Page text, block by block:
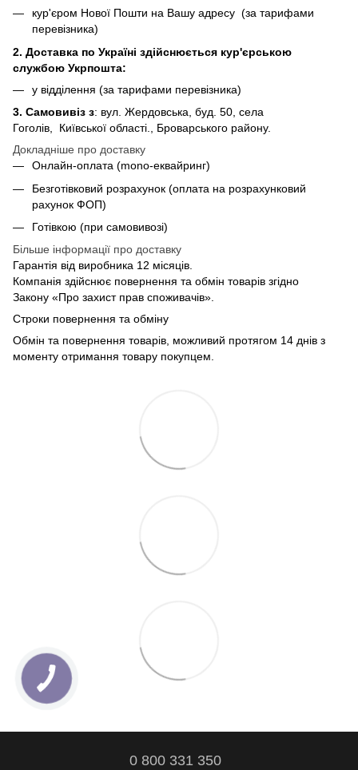
кур'єром Нової Пошти на Вашу адресу (за тарифами
перевізника)
2. Доставка по Україні здійснюється кур'єрською
службою Укрпошта:
у відділення (за тарифами перевізника)
3. Самовивіз з: вул. Жердовська, буд. 50, села
Гоголів, Київської області., Броварського району.
Докладніше про доставку
Онлайн-оплата (mono-еквайринг)
Безготівковий розрахунок (оплата на розрахунковий
рахунок ФОП)
Готівкою (при самовивозі)
Більше інформації про доставку
Гарантія від виробника 12 місяців.
Компанія здійснює повернення та обмін товарів згідно
Закону «Про захист прав споживачів».
Строки повернення та обміну
Обмін та повернення товарів, можливий протягом 14 днів з
моменту отримання товару покупцем.
0 800 331 350